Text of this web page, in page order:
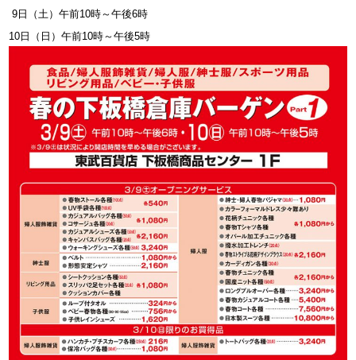
9日（土）午前10時～午後6時
10日（日）午前10時～午後5時